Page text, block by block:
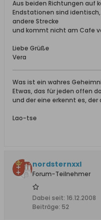
Aus beiden Richtungen auf
Endstationen sind
andere Strecke
und kommt nicht am Cafe
Liebe Grüße
Vera
Was ist ein wahres
Etwas, das für jeden offen
und der eine erkennt es,
Lao-tse
nordsternxxl
Forum-Teilnehmer
Dabei seit: 16.12.2008
Beiträge: 52